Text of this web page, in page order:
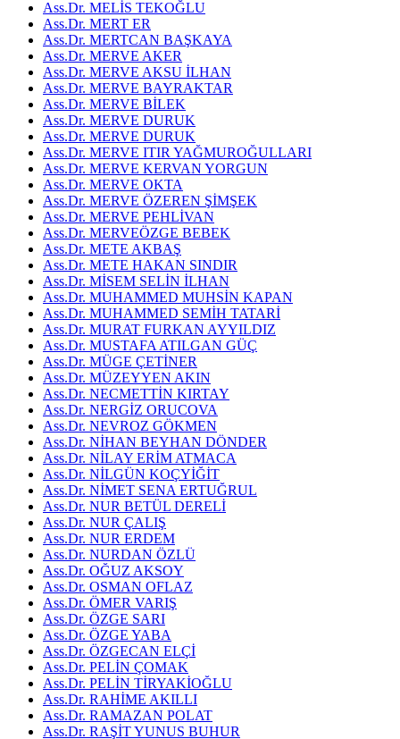
Ass.Dr. MELİS TEKOĞLU
Ass.Dr. MERT ER
Ass.Dr. MERTCAN BAŞKAYA
Ass.Dr. MERVE AKER
Ass.Dr. MERVE AKSU İLHAN
Ass.Dr. MERVE BAYRAKTAR
Ass.Dr. MERVE BİLEK
Ass.Dr. MERVE DURUK
Ass.Dr. MERVE DURUK
Ass.Dr. MERVE ITIR YAĞMUROĞULLARI
Ass.Dr. MERVE KERVAN YORGUN
Ass.Dr. MERVE OKTA
Ass.Dr. MERVE ÖZEREN ŞİMŞEK
Ass.Dr. MERVE PEHLİVAN
Ass.Dr. MERVEÖZGE BEBEK
Ass.Dr. METE AKBAŞ
Ass.Dr. METE HAKAN SINDIR
Ass.Dr. MİSEM SELİN İLHAN
Ass.Dr. MUHAMMED MUHSİN KAPAN
Ass.Dr. MUHAMMED SEMİH TATARİ
Ass.Dr. MURAT FURKAN AYYILDIZ
Ass.Dr. MUSTAFA ATILGAN GÜÇ
Ass.Dr. MÜGE ÇETİNER
Ass.Dr. MÜZEYYEN AKIN
Ass.Dr. NECMETTİN KIRTAY
Ass.Dr. NERGİZ ORUCOVA
Ass.Dr. NEVROZ GÖKMEN
Ass.Dr. NİHAN BEYHAN DÖNDER
Ass.Dr. NİLAY ERİM ATMACA
Ass.Dr. NİLGÜN KOÇYİĞİT
Ass.Dr. NİMET SENA ERTUĞRUL
Ass.Dr. NUR BETÜL DERELİ
Ass.Dr. NUR ÇALIŞ
Ass.Dr. NUR ERDEM
Ass.Dr. NURDAN ÖZLÜ
Ass.Dr. OĞUZ AKSOY
Ass.Dr. OSMAN OFLAZ
Ass.Dr. ÖMER VARIŞ
Ass.Dr. ÖZGE SARI
Ass.Dr. ÖZGE YABA
Ass.Dr. ÖZGECAN ELÇİ
Ass.Dr. PELİN ÇOMAK
Ass.Dr. PELİN TİRYAKİOĞLU
Ass.Dr. RAHİME AKILLI
Ass.Dr. RAMAZAN POLAT
Ass.Dr. RAŞİT YUNUS BUHUR